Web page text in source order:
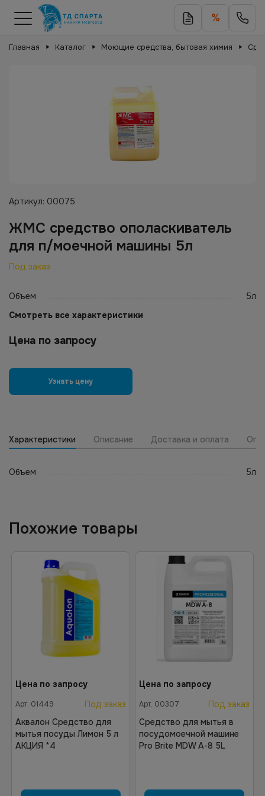
%
Главная Каталог Моющие средства, бытовая химия
Артикул: 00075
ЖМС средство ополаскиватель
для п/моечной машины 5л
Под заказ
Объем
5л
Смотреть все характеристики
Цена по запросу
Узнать цену
Характеристики Описание Доставка и оплата
Объем 5л
Похожие товары
Цена по запросу
Арт. 01449
Под заказ
Аквалон Средство для
мытья посуды Лимон 5 л
АКЦИЯ *4
Цена по запросу
Арт. 00307
Под заказ
Средство для мытья в
посудомоечной машине
Pro Brite MDW A-8 5L